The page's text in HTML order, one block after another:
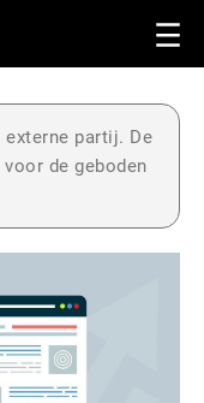
externe partij. De
de geboden